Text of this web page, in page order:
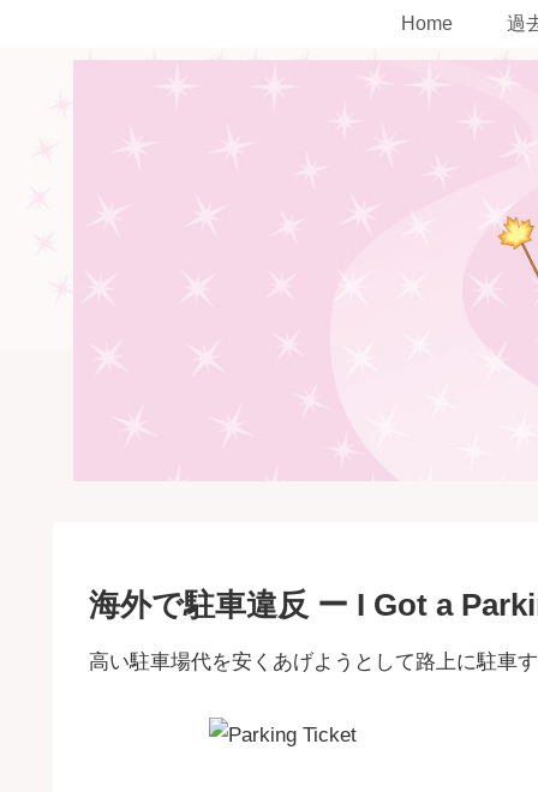
Home 過
海外で駐車違反 ー I Got a
高い駐車場代を安くあげようとして路上に駐車